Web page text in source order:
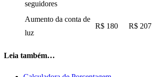
seguidores
Aumento da conta de
luz
R$ 180 R$ 207
Leia também…